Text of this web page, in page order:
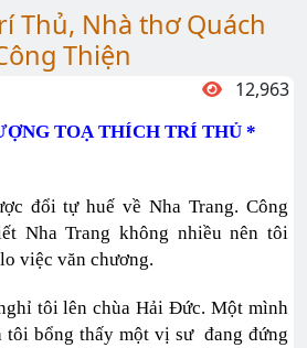
Thủ, Nhà thơ Quách
Thiện
12,963
TOẠ THÍCH TRÍ THỦ *
đổi tự huế về Nha Trang. Công
Nha Trang không nhiều nên tôi
việc văn chương.
tôi lên chùa Hải Đức. Một mình
tôi bổng thấy một vị sư đang đứng